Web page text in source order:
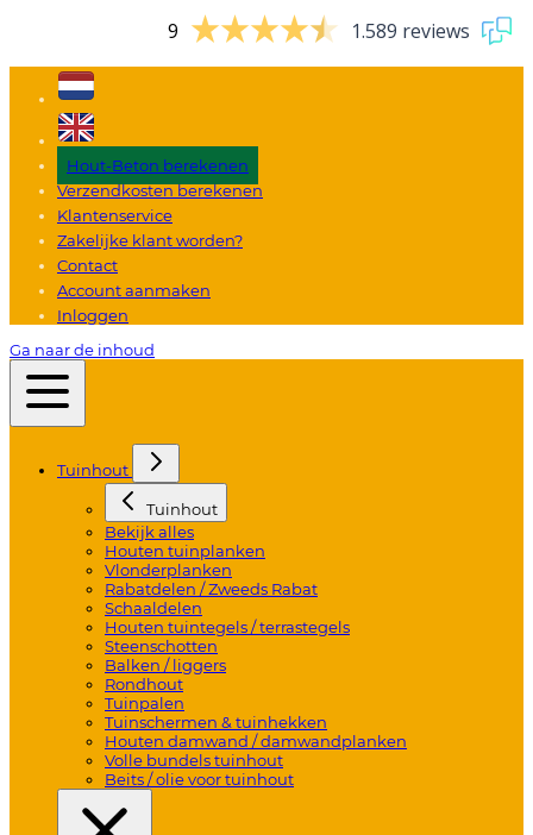
9 1.589 reviews
Hout-Beton berekenen
Verzendkosten berekenen
Klantenservice
Zakelijke klant worden?
Contact
Account aanmaken
Inloggen
Ga naar de inhoud
Tuinhout
Tuinhout
Bekijk alles
Houten tuinplanken
Vlonderplanken
Rabatdelen / Zweeds Rabat
Schaaldelen
Houten tuintegels / terrastegels
Steenschotten
Balken / liggers
Rondhout
Tuinpalen
Tuinschermen & tuinhekken
Houten damwand / damwandplanken
Volle bundels tuinhout
Beits / olie voor tuinhout